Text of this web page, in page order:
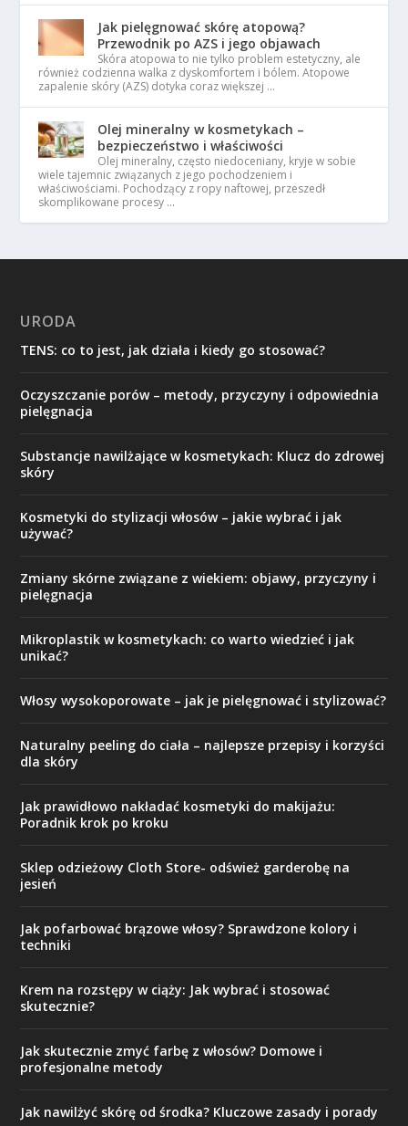
Jak pielęgnować skórę atopową?
Przewodnik po AZS i jego objawach
Skóra atopowa to nie tylko problem estetyczny, ale
również codzienna walka z dyskomfortem i bólem. Atopowe
zapalenie skóry (AZS) dotyka coraz większej …
Olej mineralny w kosmetykach –
bezpieczeństwo i właściwości
Olej mineralny, często niedoceniany, kryje w sobie
wiele tajemnic związanych z jego pochodzeniem i
właściwościami. Pochodzący z ropy naftowej, przeszedł
skomplikowane procesy …
URODA
TENS: co to jest, jak działa i kiedy go stosować?
Oczyszczanie porów – metody, przyczyny i odpowiednia
pielęgnacja
Substancje nawilżające w kosmetykach: Klucz do zdrowej
skóry
Kosmetyki do stylizacji włosów – jakie wybrać i jak
używać?
Zmiany skórne związane z wiekiem: objawy, przyczyny i
pielęgnacja
Mikroplastik w kosmetykach: co warto wiedzieć i jak
unikać?
Włosy wysokoporowate – jak je pielęgnować i stylizować?
Naturalny peeling do ciała – najlepsze przepisy i korzyści
dla skóry
Jak prawidłowo nakładać kosmetyki do makijażu:
Poradnik krok po kroku
Sklep odzieżowy Cloth Store- odśwież garderobę na
jesień
Jak pofarbować brązowe włosy? Sprawdzone kolory i
techniki
Krem na rozstępy w ciąży: Jak wybrać i stosować
skutecznie?
Jak skutecznie zmyć farbę z włosów? Domowe i
profesjonalne metody
Jak nawilżyć skórę od środka? Kluczowe zasady i porady